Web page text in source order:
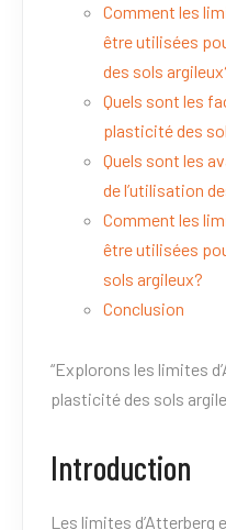
Comment les
être utilisées
des sols
Quels sont les
plasticité des
Quels sont les
de l’utilisation
Comment les
être utilisées
sols argileux?
Conclusion
“Explorons les limites
plasticité des sols
Introduction
Les limites d’Atterberg